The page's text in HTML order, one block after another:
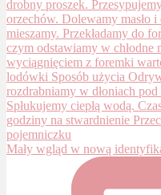
Mały wgląd w nową